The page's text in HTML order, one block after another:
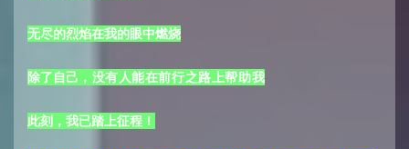
无尽的烈焰在我的眼中燃烧
除了自己 ，没有人能在前行之路上帮助我
此刻，我已踏上征程！